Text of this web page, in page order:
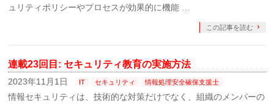
ュリティポリシーやプロセスが効果的に機能 …
この記事を読む
連載23回目: セキュリティ教育の実施方法
2023年11月1日 IT セキュリティ 情報処理安全確保支援士
情報セキュリティは、技術的な対策だけでなく、組織のメンバーの